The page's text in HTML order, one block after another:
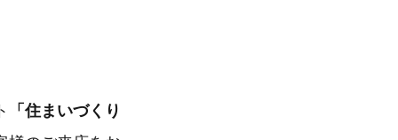
「住まいづくり